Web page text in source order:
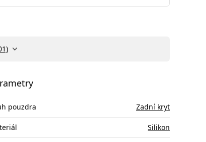
pouzdra Zadní kryt
Silikon